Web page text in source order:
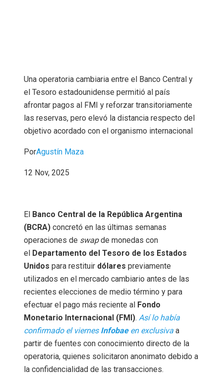
Una operatoria cambiaria entre el Banco Central y
el Tesoro estadounidense permitió al país
afrontar pagos al FMI y reforzar transitoriamente
las reservas, pero elevó la distancia respecto del
objetivo acordado con el organismo internacional
PorAgustín Maza
12 Nov, 2025
El Banco Central de la República Argentina
(BCRA) concretó en las últimas semanas
operaciones de swapde monedas con
el Departamento del Tesoro de los Estados
Unidos para restituir dólares previamente
utilizados en el mercado cambiario antes de las
recientes elecciones de medio término y para
efectuar el pago más reciente al Fondo
Monetario Internacional (FMI). Así lo había
confirmado el viernesInfobaeen exclusiva a
partir de fuentes con conocimiento directo de la
operatoria, quienes solicitaron anonimato debido a
la confidencialidad de las transacciones.